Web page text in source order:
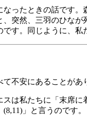
ったときの話です
突然、三羽のひな
す。同じように、
不安にあることがあ
は私たちに「末席
」と言うのです。